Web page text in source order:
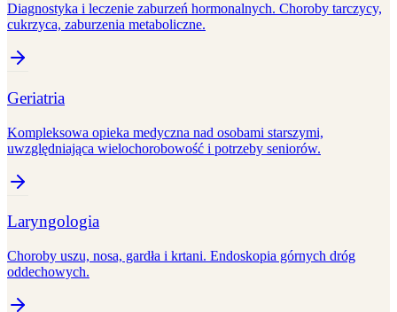
Diagnostyka i leczenie zaburzeń hormonalnych. Choroby tarczycy,
cukrzyca, zaburzenia metaboliczne.
Geriatria
Kompleksowa opieka medyczna nad osobami starszymi,
uwzględniająca wielochorobowość i potrzeby seniorów.
Laryngologia
Choroby uszu, nosa, gardła i krtani. Endoskopia górnych dróg
oddechowych.